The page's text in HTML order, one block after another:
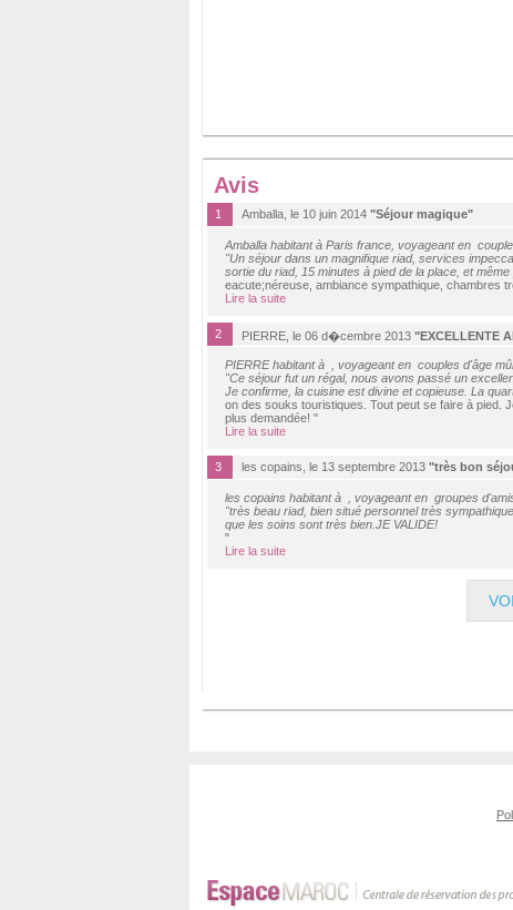
Avis
1 Amballa, le 10 juin 2014 "Séjour magique"
Amballa habitant à Paris france, voyageant en
"Un séjour dans un magnifique riad, services
sortie du riad, 15 minutes à pied de la place, et
eacute;néreuse, ambiance sympathique, chambres
Lire la suite
2 PIERRE, le 06 d�cembre 2013 "EXCELLENTE
PIERRE habitant à , voyageant en couples d'âge
"Ce séjour fut un régal, nous avons passé un
Je confirme, la cuisine est divine et copieuse. La
on des souks touristiques. Tout peut se faire à pied.
plus demandée! "
Lire la suite
3 les copains, le 13 septembre 2013 "très bon
les copains habitant à , voyageant en groupes
"très beau riad, bien situé personnel très
que les soins sont très bien.JE VALIDE!
"
Lire la suite